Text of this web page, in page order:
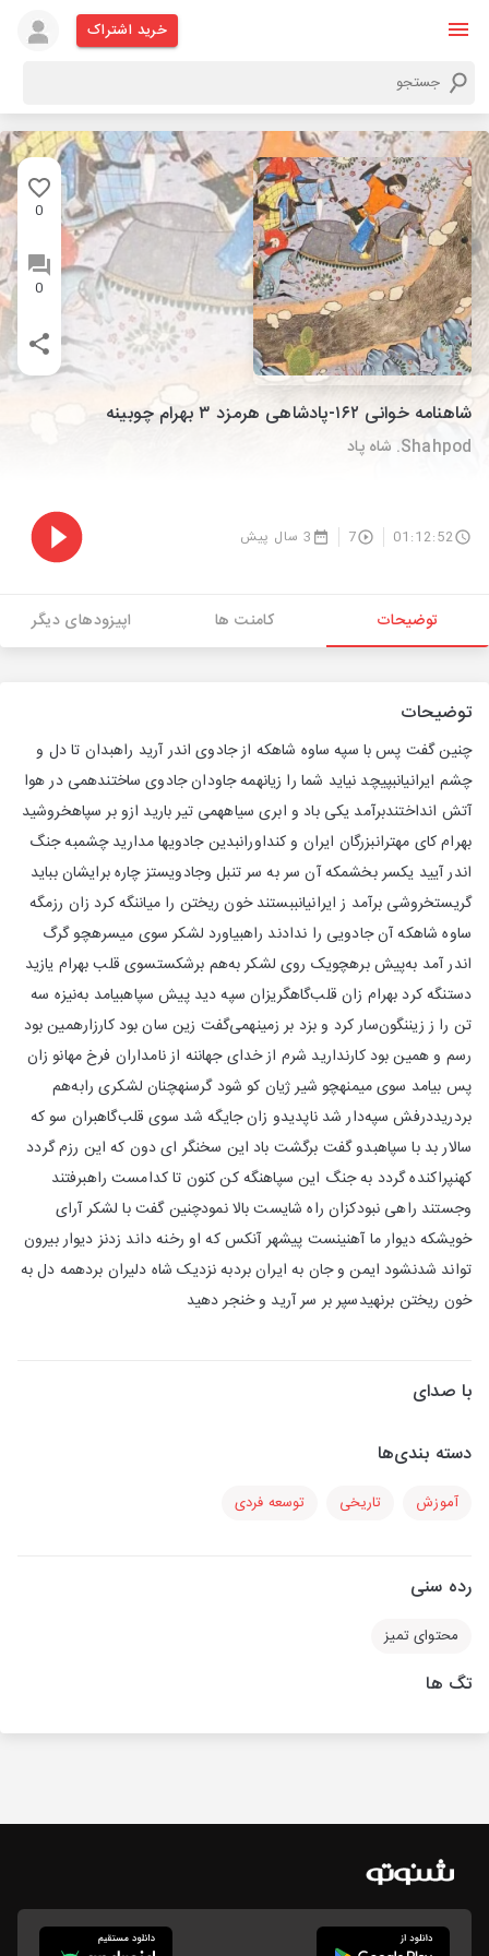
خرید اشتراک
0
0
شاهنامه خوانی ۱۶۲-پادشاهی هرمزد ۳ بهرام چوبینه
Shahpod. شاه پاد
01:12:52
7 3 سال پیش
توضیحات کامنت ها اپیزودهای دیگر
توضیحات
چنین گفت پس با سپه ساوه شاهکه از جادوی اندر آرید راهبدان تا دل و
چشم ایرانیانبپیچد نیاید شما را زیانهمه جاودان جادوی ساختندهمی در هوا
آتش انداختندبرآمد یکی باد و ابری سیاههمی تیر بارید ازو بر سپاهخروشید
بهرام کای مهترانبزرگان ایران و کنداورانبدین جادویها مدارید چشمبه جنگ
اندر آیید یکسر بخشمکه آن سر به سر تنبل وجادویستز چاره برایشان بباید
گریستخروشی برآمد ز ایرانیانببستند خون ریختن را میاننگه کرد زان رزمگه
ساوه شاهکه آن جادویی را ندادند راهبیاورد لشکر سوی میسرهچو گرگ
اندر آمد به‌پیش برهچویک روی لشکر به‌هم برشکستسوی قلب بهرام یازید
دستنگه کرد بهرام زان قلب‌گاهگریزان سپه دید پیش سپاهبیامد به‌نیزه سه
تن را ز زیننگون‌سار کرد و بزد بر زمینهمی‌گفت زین سان بود کارزارهمین بود
رسم و همین بود کارندارید شرم از خدای جهاننه از نامداران فرخ مهانو زان
پس بیامد سوی میمنهچو شیر ژیان کو شود گرسنهچنان لشکری رابه‌هم
بردریددرفش سپه‌دار شد ناپدیدو زان جایگه شد سوی قلب‌گاهبران سو که
سالار بد با سپاهبدو گفت برگشت باد این سخنگر ای دون که این رزم گردد
کهنپراکنده گردد به جنگ این سپاهنگه کن کنون تا کدامست راهبرفتند
وجستند راهی نبودکزان راه شایست بالا نمودچنین گفت با لشکر آرای
خویشکه دیوار ما آهنینست پیشهر آنکس که او رخنه داند زدنز دیوار بیرون
تواند شدنشود ایمن و جان به ایران بردبه نزدیک شاه دلیران بردهمه دل به
خون ریختن برنهیدسپر بر سر آرید و خنجر دهید
با صدای
دسته بندی‌ها
آموزش تاریخی توسعه فردی
رده سنی
محتوای تمیز
تگ ها